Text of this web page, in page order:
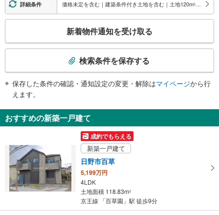
・北口
・南口
エスカレータ
トイレ
その他
・点字案内（券売機・運賃表・階段手すり）
・ＡＥＤ
詳細条件 価格未定を含む｜建築条件付き土地を含む｜土地120m2 以上
検
知
を
け
取
る
・
条
新着物件通知を受け取る
検索条件を保存する
保存した条件の確認・通知設定の変更・解除はマイページから行
えます。
おすすめの新築一戸建て
成約でもらえる
新築一戸建て
日野市百草
5,199万円
4LDK
土地面積 118.83m2
京王線 「百草園」駅 徒歩9分